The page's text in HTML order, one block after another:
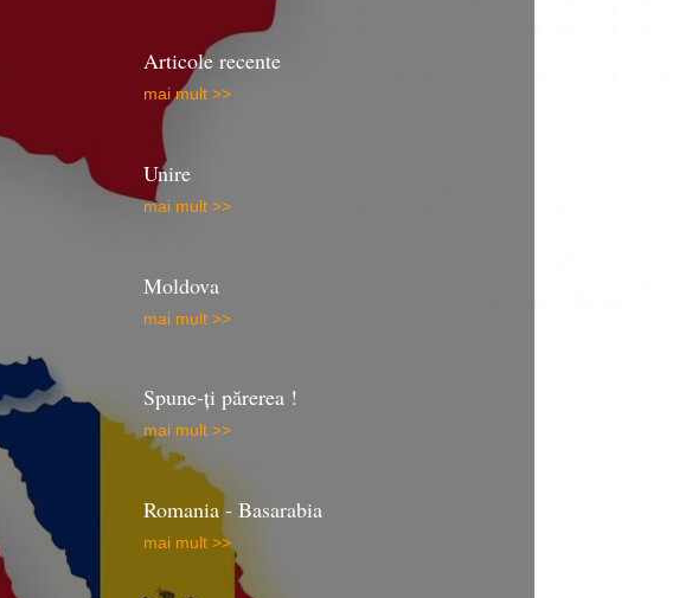
Articole recente
mai mult >>
Unire
mai mult >>
Moldova
mai mult >>
Spune-ţi părerea !
mai mult >>
Romania - Basarabia
mai mult >>